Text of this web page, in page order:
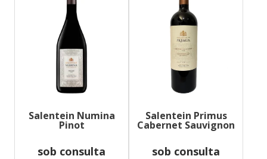
Salentein Numina
Pinot
sob consulta
Salentein Primus
Cabernet Sauvignon
sob consulta